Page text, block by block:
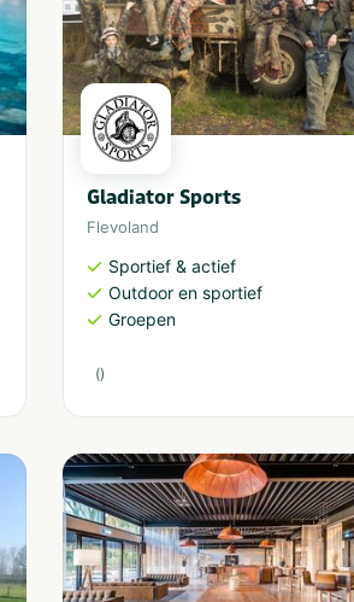
Gladiator Sports
Flevoland
Sportief & actief
Outdoor en sportief
Groepen
()